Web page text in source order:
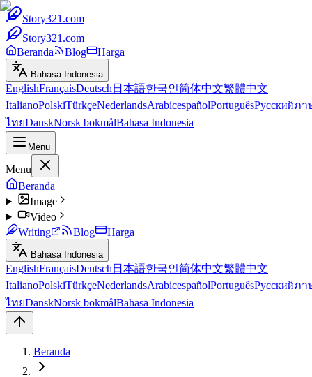
Story321.com
Story321.com
Beranda
Blog Harga
Bahasa Indonesia
EnglishFrançaisDeutsch 日本語한국인简体中文繁體中文
ItalianoPolskiTürkçeNederlandsArabicespañolPortuguêsРусскийภา
ไทยDanskNorsk bokmålBahasa Indonesia
Menu
Menu
Beranda
Image
Video
Writing
Blog Harga
Bahasa Indonesia
EnglishFrançaisDeutsch 日本語한국인简体中文繁體中文
ItalianoPolskiTürkçeNederlandsArabicespañolPortuguêsРусскийภา
ไทยDanskNorsk bokmålBahasa Indonesia
Beranda